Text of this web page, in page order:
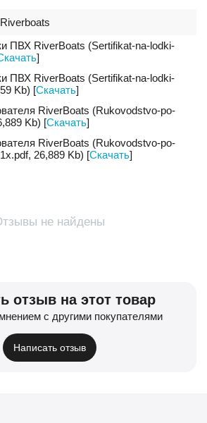
Riverboats
ПВХ RiverBoats (Sertifikat-na-lodki-
]
ПВХ RiverBoats (Sertifikat-na-lodki-
Kb) [Скачать]
RiverBoats (Rukovodstvo-po-
Kb) [Скачать]
RiverBoats (Rukovodstvo-po-
26,889 Kb) [Скачать]
не найдены
отзыв на этот товар
с другими покупателями
Написать отзыв